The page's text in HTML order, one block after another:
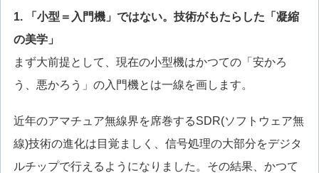
1. 「小型＝入門機」ではない。技術がもたらした「凝縮
の美学」
まず大前提として、現在の小型機はかつての「安かろ
う、悪かろう」の入門機とは一線を画します。
近年のアマチュア無線界を席巻するSDR(ソフトウェア無
線)技術の進化は目覚ましく、信号処理の大部分をデジタ
ルチップで行えるようになりました。その結果、かつて